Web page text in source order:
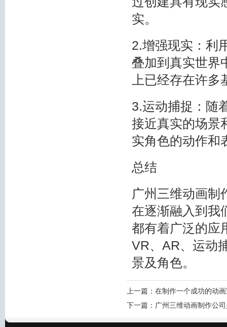
实。
2.增强现实：利
叠加到真实世界
上已经存在许
3.运动捕捉：随
接近真实的场景
实角色的动作和
总结
广州三维动画制
在逐渐融入到我
都有着广泛的应
VR、AR、运动
景及角色。
上一篇： 在制作一个成功的动
下一篇： 广州三维动画制作公